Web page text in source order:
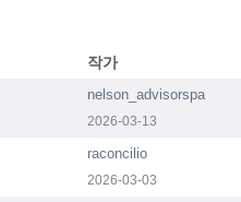
작가
nelson_advisorspa
2026-03-13
raconcilio
2026-03-03